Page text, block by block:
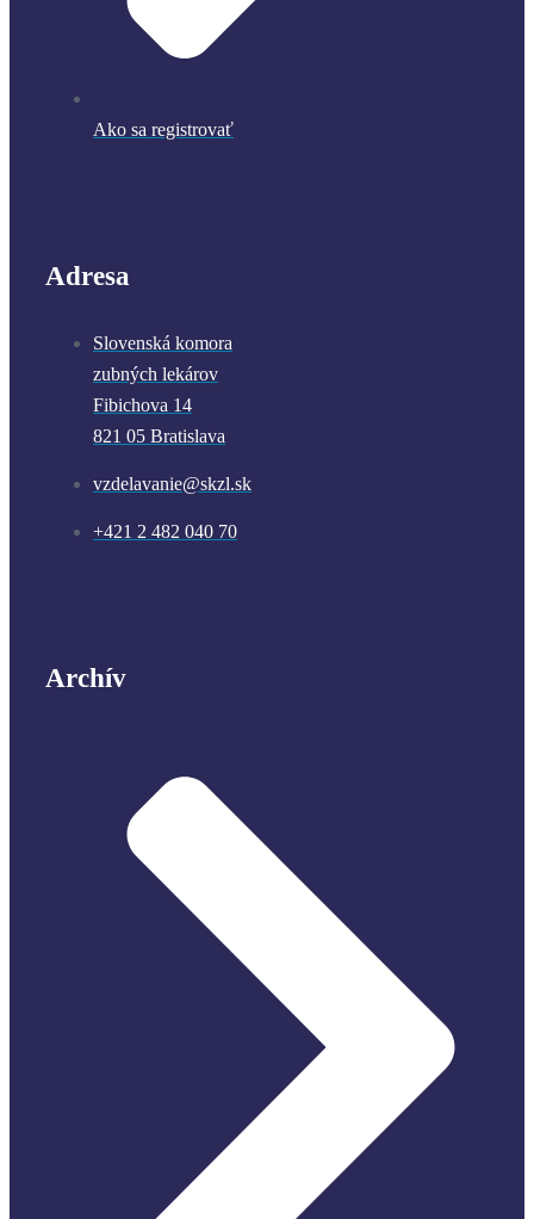
Ako sa registrovať
Adresa
Slovenská komora
zubných lekárov
Fibichova 14
821 05 Bratislava
vzdelavanie@skzl.sk
+421 2 482 040 70
Archív